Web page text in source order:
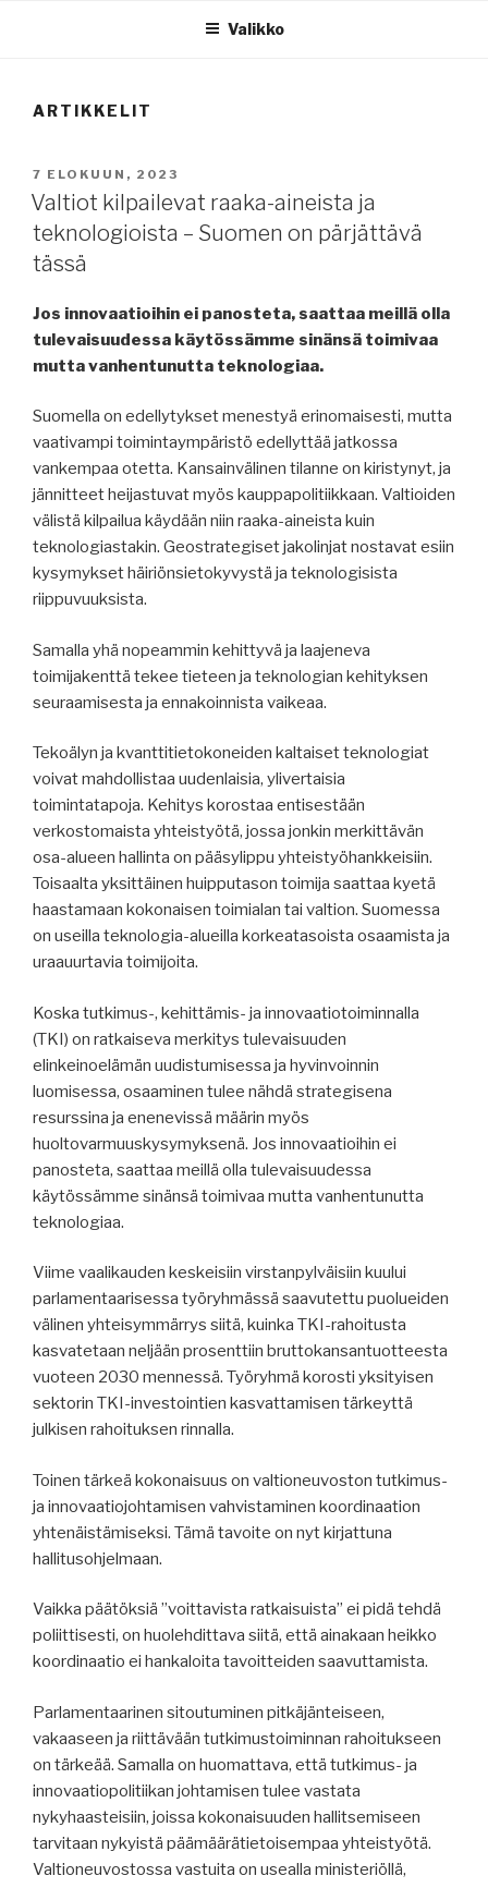
Valikko
ARTIKKELIT
JULKAISTU
7 ELOKUUN, 2023
Valtiot kilpailevat raaka-aineista ja
teknologioista – Suomen on pärjättävä
tässä
Jos innovaatioihin ei panosteta, saattaa meillä olla
tulevaisuudessa käytössämme sinänsä toimivaa
mutta vanhentunutta teknologiaa.
Suomella on edellytykset menestyä erinomaisesti, mutta
vaativampi toimintaympäristö edellyttää jatkossa
vankempaa otetta. Kansainvälinen tilanne on kiristynyt, ja
jännitteet heijastuvat myös kauppapolitiikkaan. Valtioiden
välistä kilpailua käydään niin raaka-aineista kuin
teknologiastakin. Geostrategiset jakolinjat nostavat esiin
kysymykset häiriönsietokyvystä ja teknologisista
riippuvuuksista.
Samalla yhä nopeammin kehittyvä ja laajeneva
toimijakenttä tekee tieteen ja teknologian kehityksen
seuraamisesta ja ennakoinnista vaikeaa.
Tekoälyn ja kvanttitietokoneiden kaltaiset teknologiat
voivat mahdollistaa uudenlaisia, ylivertaisia
toimintatapoja. Kehitys korostaa entisestään
verkostomaista yhteistyötä, jossa jonkin merkittävän
osa-alueen hallinta on pääsylippu yhteistyöhankkeisiin.
Toisaalta yksittäinen huipputason toimija saattaa kyetä
haastamaan kokonaisen toimialan tai valtion. Suomessa
on useilla teknologia-alueilla korkeatasoista osaamista ja
uraauurtavia toimijoita.
Koska tutkimus-, kehittämis- ja innovaatiotoiminnalla
(TKI) on ratkaiseva merkitys tulevaisuuden
elinkeinoelämän uudistumisessa ja hyvinvoinnin
luomisessa, osaaminen tulee nähdä strategisena
resurssina ja enenevissä määrin myös
huoltovarmuuskysymyksenä. Jos innovaatioihin ei
panosteta, saattaa meillä olla tulevaisuudessa
käytössämme sinänsä toimivaa mutta vanhentunutta
teknologiaa.
Viime vaalikauden keskeisiin virstanpylväisiin kuului
parlamentaarisessa työryhmässä saavutettu puolueiden
välinen yhteisymmärrys siitä, kuinka TKI-rahoitusta
kasvatetaan neljään prosenttiin bruttokansantuotteesta
vuoteen 2030 mennessä. Työryhmä korosti yksityisen
sektorin TKI-investointien kasvattamisen tärkeyttä
julkisen rahoituksen rinnalla.
Toinen tärkeä kokonaisuus on valtioneuvoston tutkimus-
ja innovaatiojohtamisen vahvistaminen koordinaation
yhtenäistämiseksi. Tämä tavoite on nyt kirjattuna
hallitusohjelmaan.
Vaikka päätöksiä ”voittavista ratkaisuista” ei pidä tehdä
poliittisesti, on huolehdittava siitä, että ainakaan heikko
koordinaatio ei hankaloita tavoitteiden saavuttamista.
Parlamentaarinen sitoutuminen pitkäjänteiseen,
vakaaseen ja riittävään tutkimustoiminnan rahoitukseen
on tärkeää. Samalla on huomattava, että tutkimus- ja
innovaatiopolitiikan johtamisen tulee vastata
nykyhaasteisiin, joissa kokonaisuuden hallitsemiseen
tarvitaan nykyistä päämäärätietoisempaa yhteistyötä.
Valtioneuvostossa vastuita on usealla ministeriöllä,